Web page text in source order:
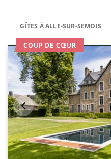
GÎTES À ALLE-SUR-SEMOIS